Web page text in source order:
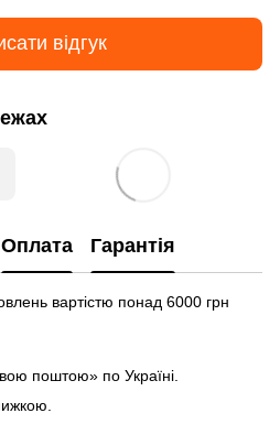
відгук
Оплата Гарантія
вартістю понад 6000 грн
поштою» по Україні.